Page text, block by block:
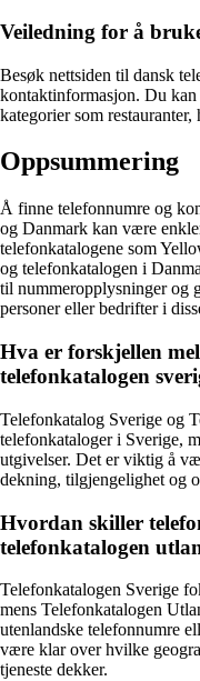
Veiledning for å
Besøk nettsiden til dansk
kontaktinformasjon. Du kan
kategorier som
Oppsummering
Å finne telefonnumre og
og Danmark kan være
telefonkatalogene som
og telefonkatalogen i
til nummeropplysninger og
personer eller bedrifter i
Hva er forskjellen
telefonkatalogen
Telefonkatalog Sverige og
telefonkataloger i Sverige,
utgivelser. Det er viktig å
dekning, tilgjengelighet og
Hvordan skiller
telefonkatalogen
Telefonkatalogen Sverige
mens Telefonkatalogen
utenlandske telefonnumre
være klar over hvilke
tjeneste dekker.